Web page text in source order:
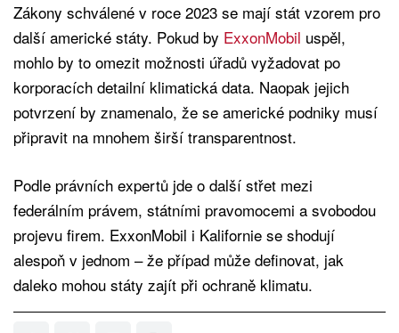
Zákony schválené v roce 2023 se mají stát vzorem pro
další americké státy. Pokud by ExxonMobil uspěl,
mohlo by to omezit možnosti úřadů vyžadovat po
korporacích detailní klimatická data. Naopak jejich
potvrzení by znamenalo, že se americké podniky musí
připravit na mnohem širší transparentnost.
Podle právních expertů jde o další střet mezi
federálním právem, státními pravomocemi a svobodou
projevu firem. ExxonMobil i Kalifornie se shodují
alespoň v jednom – že případ může definovat, jak
daleko mohou státy zajít při ochraně klimatu.